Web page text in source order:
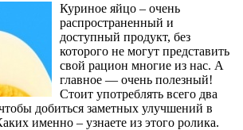
Куриное яйцо – очень
распространенный и
доступный продукт, без
которого не могут представить
свой рацион многие из нас. А
главное — очень полезный!
Стоит употреблять всего два
добиться заметных улучшений в
именно – узнаете из этого ролика.